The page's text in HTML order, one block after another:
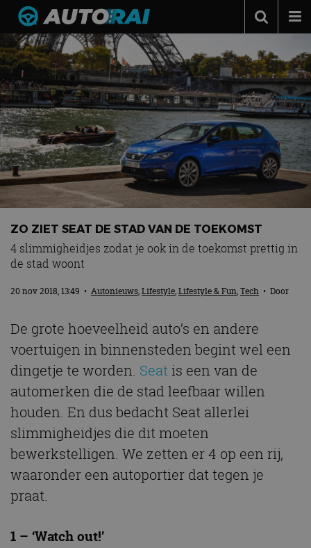
Autonieuws
Podcast
Autotests
Automerken
Adverteren
Contact
MotorRAI.nl
ZO ZIET SEAT DE STAD VAN DE TOEKOMST
4 slimmigheidjes zodat je ook in de toekomst prettig in
de stad woont
20 nov 2018, 13:49 • Autonieuws,Lifestyle,Lifestyle & Fun,Tech • Door
De grote hoeveelheid auto’s en andere
voertuigen in binnensteden begint wel een
dingetje te worden. Seat is een van de
automerken die de stad leefbaar willen
houden. En dus bedacht Seat allerlei
slimmigheidjes die dit moeten
bewerkstelligen. We zetten er 4 op een rij,
waaronder een autoportier dat tegen je
praat.
1 – ‘Watch out!’